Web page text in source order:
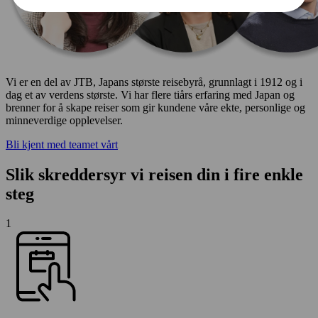
Vi er en del av JTB, Japans største reisebyrå, grunnlagt i 1912 og i
dag et av verdens største. Vi har flere tiårs erfaring med Japan og
brenner for å skape reiser som gir kundene våre ekte, personlige og
minneverdige opplevelser.
Bli kjent med teamet vårt
Slik skreddersyr vi reisen din i fire enkle
steg
1